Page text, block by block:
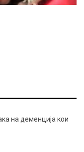
на деменција кои